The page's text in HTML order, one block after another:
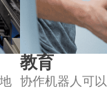
教育
协作机器人可